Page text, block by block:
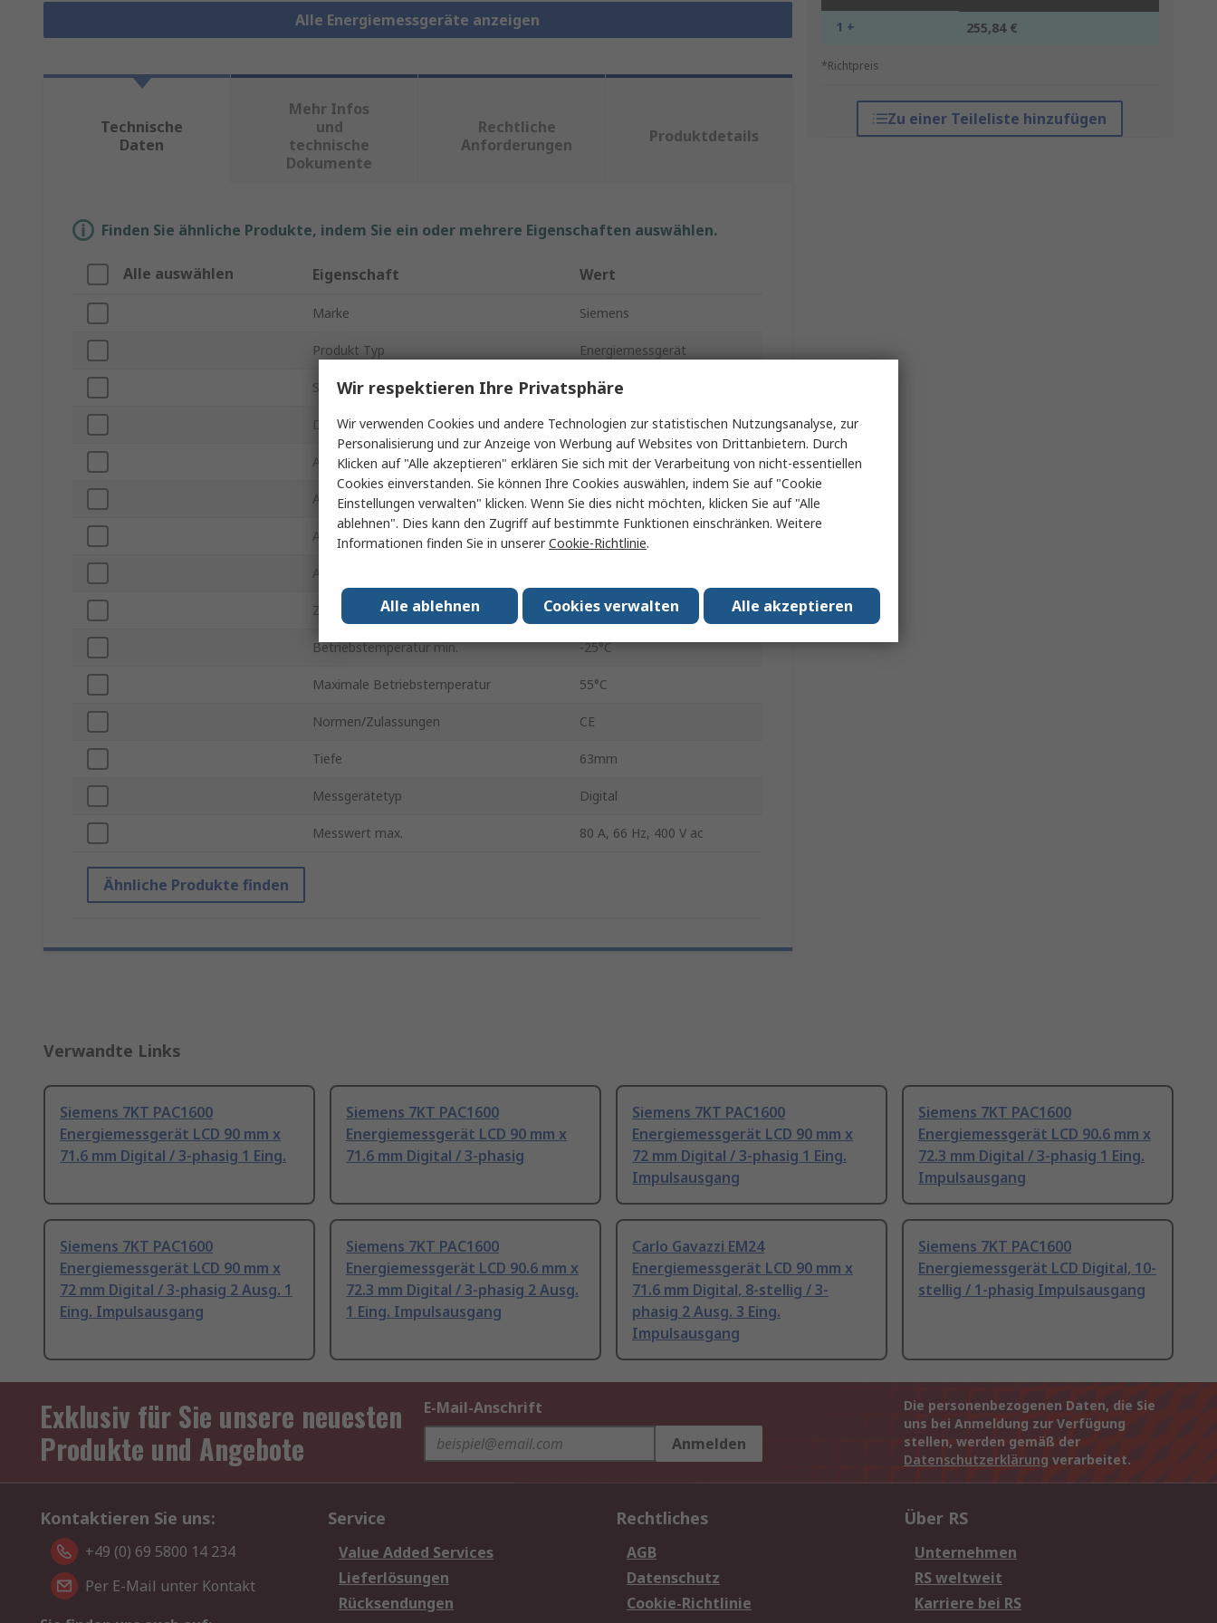
Alle Energiemessgeräte anzeigen 1 + 255,84 €
*Richtpreis
Zu einer Teileliste hinzufügen
Technische
Daten
Mehr Infos
und
technische
Dokumente
Rechtliche
Anforderungen
Produktdetails
Finden Sie ähnliche Produkte, indem Sie ein oder mehrere Eigenschaften auswählen.
Alle auswählen Eigenschaft Wert
Marke Siemens
Produkt Typ Energiemessgerät
Serie SENTRON PAC1600
Displaytyp LCD
Ausschnitt Höhe 90mm
Ausschnitt Breite 71.6mm
Anzahl der Phasen 3
Anzahl der Eingänge
Ziffernhöhe 85mm
Betriebstemperatur min. -25°C
Maximale Betriebstemperatur 55°C
Normen/Zulassungen CE
Tiefe 63mm
Messgerätetyp Digital
Messwert max. 80 A, 66 Hz, 400 V ac
Ähnliche Produkte finden
Verwandte Links
Siemens 7KT PAC1600
Energiemessgerät LCD 90 mm x
71.6 mm Digital / 3-phasig 1 Eing.
Siemens 7KT PAC1600
Energiemessgerät LCD 90 mm x
71.6 mm Digital / 3-phasig
Siemens 7KT PAC1600
Energiemessgerät LCD 90 mm x
72 mm Digital / 3-phasig 1 Eing.
Impulsausgang
Siemens 7KT PAC1600
Energiemessgerät LCD 90.6 mm x
72.3 mm Digital / 3-phasig 1 Eing.
Impulsausgang
Siemens 7KT PAC1600
Energiemessgerät LCD 90 mm x
72 mm Digital / 3-phasig 2 Ausg. 1
Eing. Impulsausgang
Siemens 7KT PAC1600
Energiemessgerät LCD 90.6 mm x
72.3 mm Digital / 3-phasig 2 Ausg.
1 Eing. Impulsausgang
Carlo Gavazzi EM24
Energiemessgerät LCD 90 mm x
71.6 mm Digital, 8-stellig / 3-
phasig 2 Ausg. 3 Eing.
Impulsausgang
Siemens 7KT PAC1600
Energiemessgerät LCD Digital, 10-
stellig / 1-phasig Impulsausgang
Exklusiv für Sie unsere neuesten
Produkte und Angebote
E-Mail-Anschrift
Anmelden
Die personenbezogenen Daten, die Sie
uns bei Anmeldung zur Verfügung
stellen, werden gemäß der
Datenschutzerklärung verarbeitet.
Kontaktieren Sie uns:
+49 (0) 69 5800 14 234
Per E-Mail unter Kontakt
Service
Value Added Services
Lieferlösungen
Rücksendungen
Rechtliches
AGB
Datenschutz
Cookie-Richtlinie
Über RS
Unternehmen
RS weltweit
Karriere bei RS
Wir respektieren Ihre Privatsphäre
Wir verwenden Cookies und andere Technologien zur statistischen Nutzungsanalyse, zur
Personalisierung und zur Anzeige von Werbung auf Websites von Drittanbietern. Durch
Klicken auf "Alle akzeptieren" erklären Sie sich mit der Verarbeitung von nicht-essentiellen
Cookies einverstanden. Sie können Ihre Cookies auswählen, indem Sie auf "Cookie
Einstellungen verwalten" klicken. Wenn Sie dies nicht möchten, klicken Sie auf "Alle
ablehnen". Dies kann den Zugriff auf bestimmte Funktionen einschränken. Weitere
Informationen finden Sie in unsererCookie-Richtlinie.
Alle akzeptieren
Cookies verwalten
Alle ablehnen